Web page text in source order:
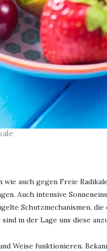
auch gegen Freie
Auch intensive
Schutzmechanismen,
in der Lage uns diese
Weise funktionieren.